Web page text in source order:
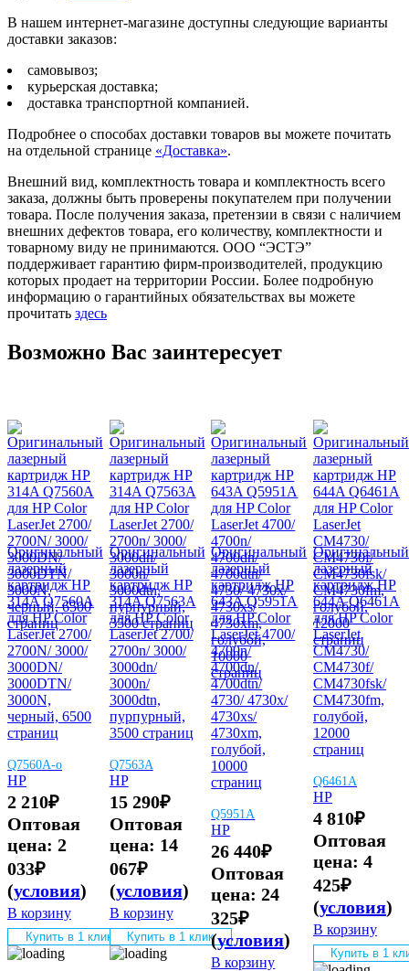
В нашем интернет-магазине доступны следующие варианты
доставки заказов:
самовывоз;
курьерская доставка;
доставка транспортной компанией.
Подробнее о способах доставки товаров вы можете почитать
на отдельной странице «Доставка».
Внешний вид, комплектность товара и комплектность всего
заказа, должны быть проверены покупателем при получении
товара. После получения заказа, претензии в связи с наличием
внешних дефектов товара, его количеству, комплектности и
товарному виду не принимаются. ООО “ЭСТЭ”
поддерживает гарантию фирм-производителей, продукцию
которых продает на территории России. Более подробную
информацию о гарантийных обязательствах вы можете
прочитать здесь
Возможно Вас заинтересует
Оригинальный
лазерный
картридж HP
314A Q7560A
для HP Color
LaserJet 2700/
2700N/ 3000/
3000DN/
3000DTN/
3000N,
черный, 6500
страниц
Q7560A-o
HP
2 210₽
Оптовая
цена: 2
033₽
(условия)
В корзину
Купить в 1 клик
Оригинальный
лазерный
картридж HP
314A Q7563A
для HP Color
LaserJet 2700/
2700n/ 3000/
3000dn/
3000n/
3000dtn,
пурпурный,
3500 страниц
Q7563A
HP
15 290₽
Оптовая
цена: 14
067₽
(условия)
В корзину
Купить в 1 клик
Оригинальный
лазерный
картридж HP
643A Q5951A
для HP Color
LaserJet 4700/
4700n/
4700dn/
4700dtn/
4730/ 4730x/
4730xs/
4730xm,
голубой,
10000
страниц
Q5951A
HP
26 440₽
Оптовая
цена:24
325₽
(условия)
В корзину
Оригинальный
лазерный
картридж HP
644A Q6461A
для HP Color
LaserJet
CM4730/
CM4730f/
CM4730fsk/
CM4730fm,
голубой,
12000
страниц
Q6461A
HP
4 810₽
Оптовая
цена: 4
425₽
(условия)
В корзину
Купить в 1